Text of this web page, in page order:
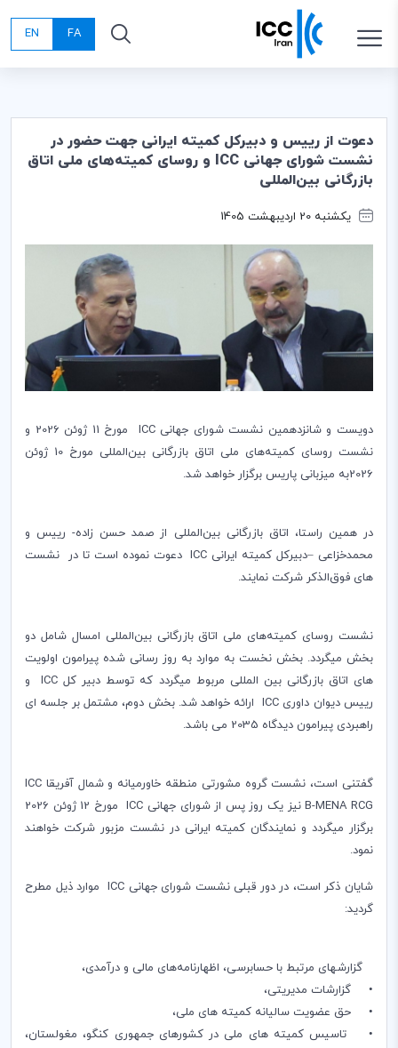
FA
EN
دعوت از رییس و دبیرکل کمیته ایرانی جهت حضور در
نشست شورای جهانی ICC و روسای کمیته‌های ملی اتاق
بازرگانی بین‌المللی
یکشنبه 20 اردیبهشت 1405
دویست و شانزدهمین نشست شورای جهانی ICC مورخ 11 ژوئن 2026 و
نشست روسای کمیته‌های ملی اتاق بازرگانی بین‌المللی مورخ 10 ژوئن
2026به میزبانی پاریس برگزار خواهد شد.
در همین راستا، اتاق بازرگانی بین‌المللی از صمد حسن زاده- رییس و
محمدخزاعی –دبیرکل کمیته ایرانی ICC دعوت نموده است تا در نشست
های فوق‌الذکر شرکت نمایند.
نشست روسای کمیته‌های ملی اتاق بازرگانی بین‌المللی امسال شامل دو
بخش میگردد. بخش نخست به موارد به روز رسانی شده پیرامون اولویت
های اتاق بازرگانی بین المللی مربوط میگردد که توسط دبیر کل ICC و
رییس دیوان داوری ICC ارائه خواهد شد. بخش دوم، مشتمل بر جلسه ای
راهبردی پیرامون دیدگاه 2035 می باشد.
گفتنی است، نشست گروه مشورتی منطقه خاورمیانه و شمال آفریقا ICC
B-MENA RCG نیز یک روز پس از شورای جهانی ICC مورخ 12 ژوئن 2026
برگزار میگردد و نمایندگان کمیته ایرانی در نشست مزبور شرکت خواهند
نمود.
شایان ذکر است، در دور قبلی نشست شورای جهانی ICC موارد ذیل مطرح
گردید:
گزارش‎های مرتبط با حسابرسی، اظهارنامه‌های مالی و درآمدی،
• گزارشات مدیریتی،
• حق عضویت سالیانه کمیته های ملی،
• تاسیس کمیته های ملی در کشورهای جمهوری کنگو، مغولستان،